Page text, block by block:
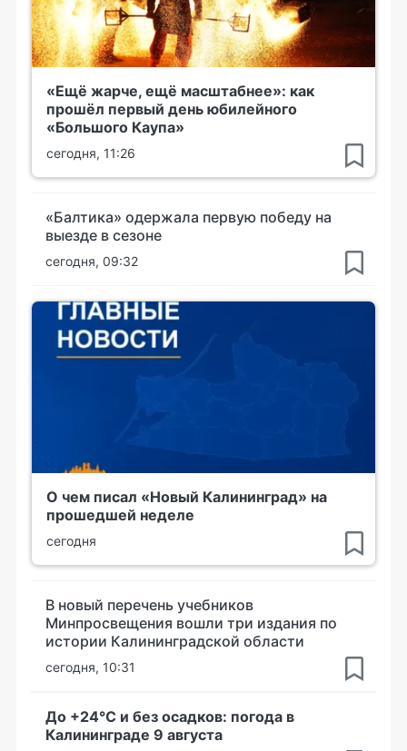
«Ещё жарче, ещё масштабнее»: как
прошёл первый день юбилейного
«Большого Каупа»
сегодня, 11:26
«Балтика» одержала первую победу на
выезде в сезоне
сегодня, 09:32
О чем писал «Новый Калининград» на
прошедшей неделе
сегодня
В новый перечень учебников
Минпросвещения вошли три издания по
истории Калининградской области
сегодня, 10:31
До +24°С и без осадков: погода в
Калининграде 9 августа